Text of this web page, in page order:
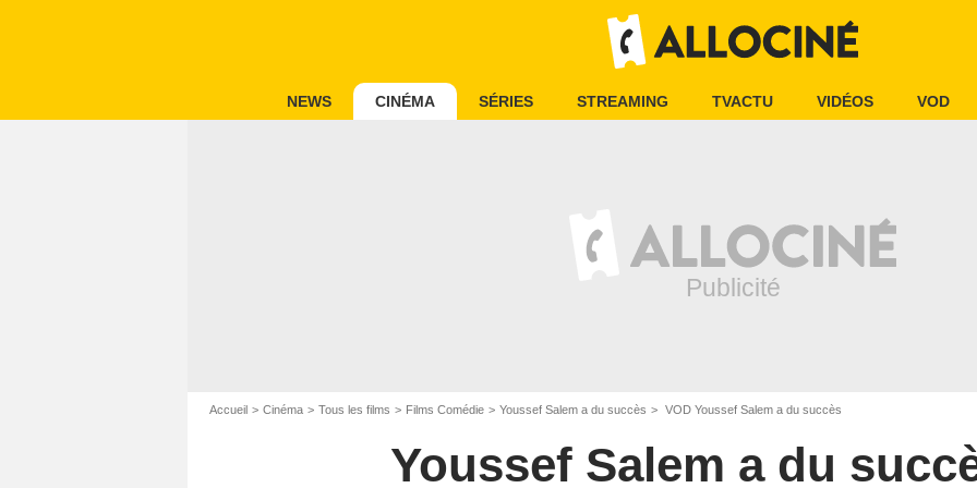
NEWS CINÉMA SÉRIES STREAMING TVACTU VIDÉOS VOD
Accueil Cinéma Tous les films Films Comédie Youssef Salem a du succès VOD Youssef Salem a du succès
Youssef Salem a du